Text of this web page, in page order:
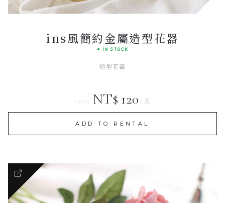
ins風簡約金屬造型花器
● IN STOCK
造型花器
FROM NT$ 120 / 天
ADD TO RENTAL